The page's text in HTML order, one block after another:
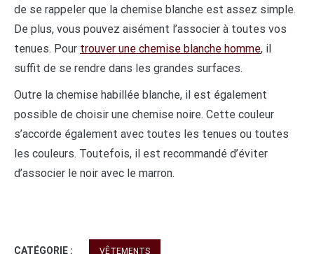
de se rappeler que la chemise blanche est assez simple.
De plus, vous pouvez aisément l’associer à toutes vos
tenues. Pour trouver une chemise blanche homme, il
suffit de se rendre dans les grandes surfaces.
Outre la chemise habillée blanche, il est également
possible de choisir une chemise noire. Cette couleur
s’accorde également avec toutes les tenues ou toutes
les couleurs. Toutefois, il est recommandé d’éviter
d’associer le noir avec le marron.
CATÉGORIE : VÊTEMENTS